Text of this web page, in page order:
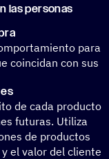
las personas
para
coincidan con sus
de cada producto
futuras. Utiliza
de productos
el valor del cliente